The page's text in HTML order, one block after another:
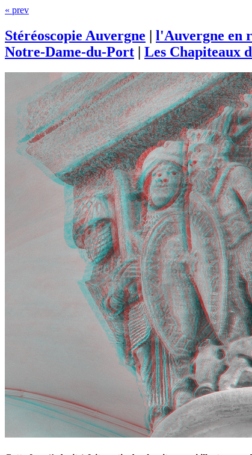
« prev
Stéréoscopie Auvergne | l'Auvergne en
Notre-Dame-du-Port | Les Chapiteaux